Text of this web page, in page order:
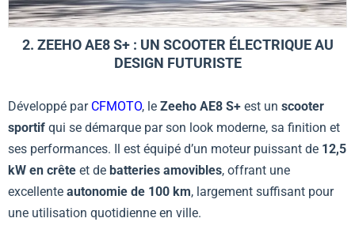
2. ZEEHO AE8 S+ : UN SCOOTER ÉLECTRIQUE AU
DESIGN FUTURISTE
Développé par CFMOTO, le Zeeho AE8 S+ est un scooter
sportif qui se démarque par son look moderne, sa finition et
ses performances. Il est équipé d’un moteur puissant de 12,5
kW en crête et de batteries amovibles, offrant une
excellente autonomie de 100 km, largement suffisant pour
une utilisation quotidienne en ville.